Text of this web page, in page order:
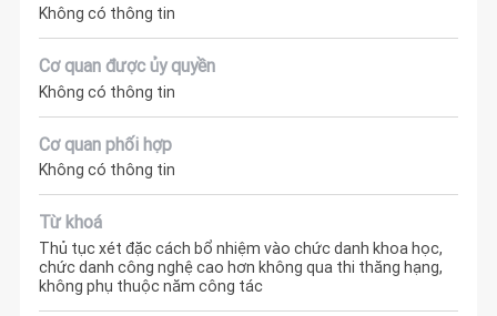
Không có thông tin
Cơ quan được ủy quyền
Không có thông tin
Cơ quan phối hợp
Không có thông tin
Từ khoá
Thủ tục xét đặc cách bổ nhiệm vào chức danh khoa học,
chức danh công nghệ cao hơn không qua thi thăng hạng,
không phụ thuộc năm công tác